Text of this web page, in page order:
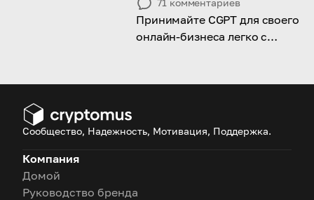
71 комментариев
Принимайте CGPT для своего
онлайн-бизнеса легко с
Сообщество, Надежность, Мотивация, Поддержка.
Компания
Домой
Руководство бренда